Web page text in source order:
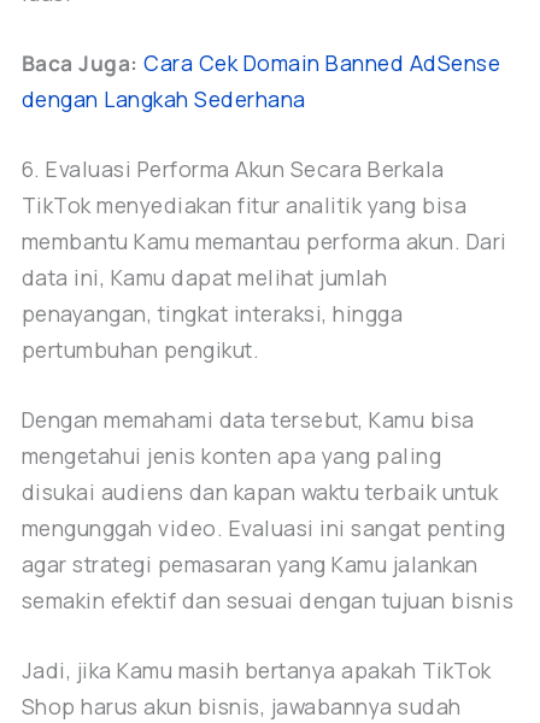
Baca Juga: Cara Cek Domain Banned AdSense
dengan Langkah Sederhana
6. Evaluasi Performa Akun Secara Berkala
TikTok menyediakan fitur analitik yang bisa
membantu Kamu memantau performa akun. Dari
data ini, Kamu dapat melihat jumlah
penayangan, tingkat interaksi, hingga
pertumbuhan pengikut.
Dengan memahami data tersebut, Kamu bisa
mengetahui jenis konten apa yang paling
disukai audiens dan kapan waktu terbaik untuk
mengunggah video. Evaluasi ini sangat penting
agar strategi pemasaran yang Kamu jalankan
semakin efektif dan sesuai dengan tujuan bisnis
Jadi, jika Kamu masih bertanya apakah TikTok
Shop harus akun bisnis, jawabannya sudah